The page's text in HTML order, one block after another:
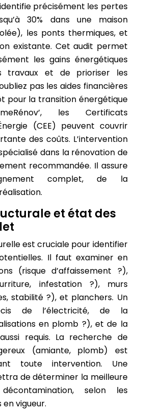
précisément les pertes
30% dans une maison
les ponts thermiques, et
existante. Cet audit permet
les gains énergétiques
travaux et de prioriser les
pas les aides financières
pour la transition énergétique
les Certificats
(CEE) peuvent couvrir
des coûts. L’intervention
dans la rénovation de
recommandée. Il assure
complet, de la
et état des
est cruciale pour identifier
Il faut examiner en
(risque d’affaissement ?),
infestation ?), murs
stabilité ?), et planchers. Un
de l’électricité, de la
en plomb ?), et de la
requis. La recherche de
(amiante, plomb) est
toute intervention. Une
de déterminer la meilleure
selon les
vigueur.